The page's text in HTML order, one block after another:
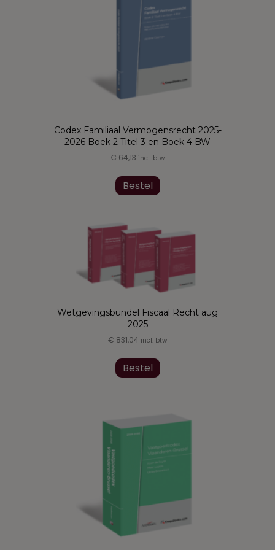
gekozen
worden
productpagina
Codex Familiaal Vermogensrecht 2025-
2026 Boek 2 Titel 3 en Boek 4 BW
€ 64,13 incl. btw
Bestel product
Deze
optie
gekozen
worden
op
de
productpagina
Wetgevingsbundel Fiscaal Recht aug
2025
€ 831,04 incl. btw
Bestel product
heeft
optie
gekozen
worden
productpagina